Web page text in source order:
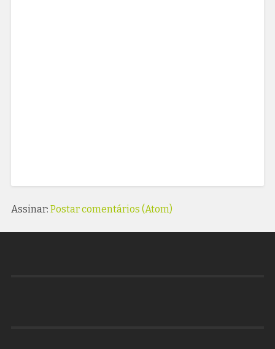
Assinar: Postar comentários (Atom)